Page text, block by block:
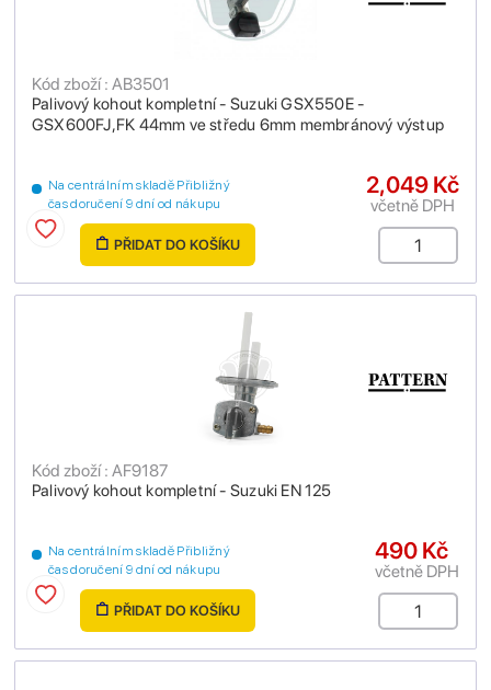
Palivový kohout kompletní - Suzuki GSX550E -
GSX600FJ,FK 44mm ve středu 6mm membránový výstup
Kód zboží : AB3501
Na centrálním skladě Přibližný
čas doručení 9 dní od nákupu
2,049 Kč
včetně DPH
PŘIDAT DO KOŠÍKU
Palivový kohout kompletní - Suzuki EN 125
Kód zboží : AF9187
Na centrálním skladě Přibližný
čas doručení 9 dní od nákupu
490 Kč
včetně DPH
PŘIDAT DO KOŠÍKU